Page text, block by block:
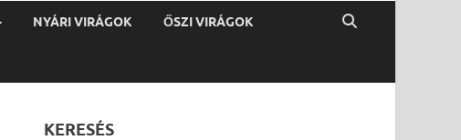
NYÁRI VIRÁGOK ŐSZI VIRÁGOK
KERESÉS